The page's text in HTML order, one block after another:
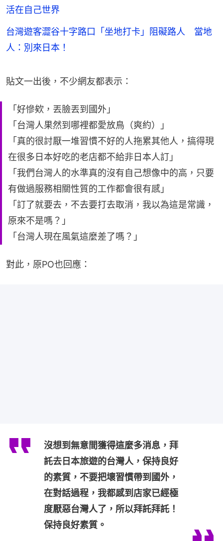
活在自己世界
台灣遊客澀谷十字路口「坐地打卡」阻礙路人 當地
人：別來日本！
貼文一出後，不少網友都表示：
「好慘欸，丟臉丟到國外」
「台灣人果然到哪裡都愛放鳥（爽約）」
「真的很討厭一堆習慣不好的人拖累其他人，搞得現
在很多日本好吃的老店都不給非日本人訂」
「我們台灣人的水準真的沒有自己想像中的高，只要
有做過服務相關性質的工作都會很有感」
「訂了就要去，不去要打去取消，我以為這是常識，
原來不是嗎？」
「台灣人現在風氣這麼差了嗎？」
對此，原PO也回應：
沒想到無意間獲得這麼多消息，拜
託去日本旅遊的台灣人，保持良好
的素質，不要把壞習慣帶到國外，
在對話過程，我都感到店家已經極
度厭惡台灣人了，所以拜託拜託！
保持良好素質。